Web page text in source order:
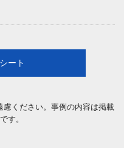
ート
ください。事例の内容は掲載
す。